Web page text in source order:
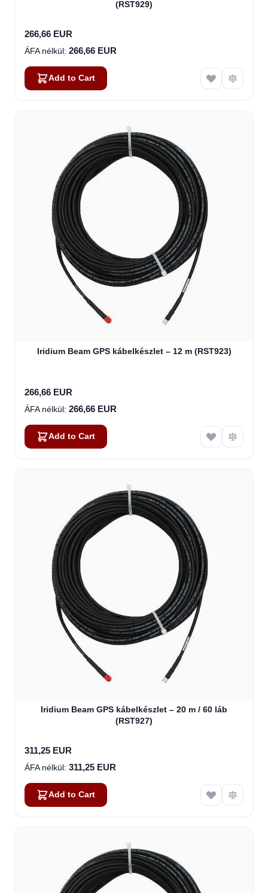
(RST929)
266,66 EUR
266,66 EUR
Add to Cart
Iridium Beam GPS kábelkészlet – 12 m (RST923)
266,66 EUR
266,66 EUR
Add to Cart
Iridium Beam GPS kábelkészlet – 20 m / 60 láb
(RST927)
311,25 EUR
311,25 EUR
Add to Cart